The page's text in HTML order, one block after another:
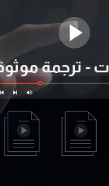
- ترجمة